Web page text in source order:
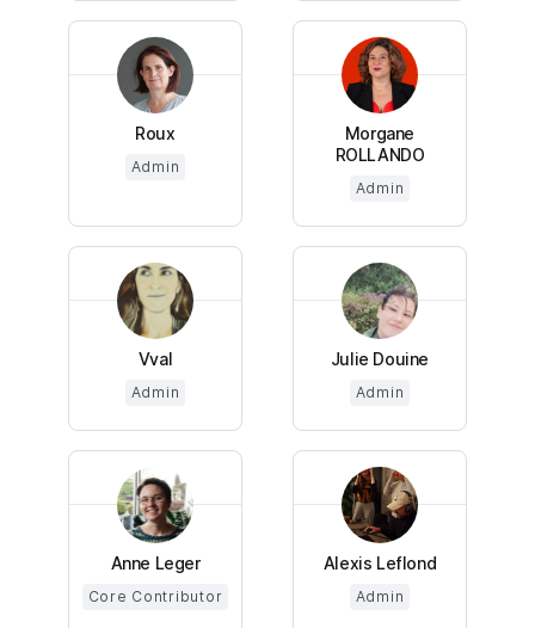
Roux
Admin
Morgane
ROLLANDO
Admin
Vval
Admin
Julie Douine
Admin
Anne Leger
Core Contributor
Alexis Leflond
Admin